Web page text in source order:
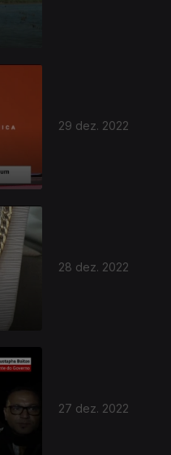
29 dez. 2022
28 dez. 2022
27 dez. 2022